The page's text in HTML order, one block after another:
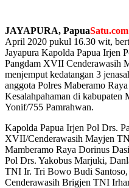
JAYAPURA, PapuaSatu.com
April 2020 pukul 16.30 wit,
Jayapura Kapolda Papua Irjen
Pangdam XVII Cenderawasih
menjemput kedatangan 3
anggota Polres Maberamo
Kesalahpahaman di kabupaten
Yonif/755 Pamrahwan.
Kapolda Papua Irjen Pol Drs.
XVII/Cenderawasih Mayjen
Mamberamo Raya Dorinus
Pol Drs. Yakobus Marjuki,
TNI Ir. Tri Bowo Budi
Cenderawasih Brigjen TNI